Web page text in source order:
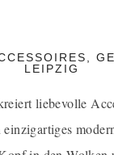
LEIPZIG
liebevolle